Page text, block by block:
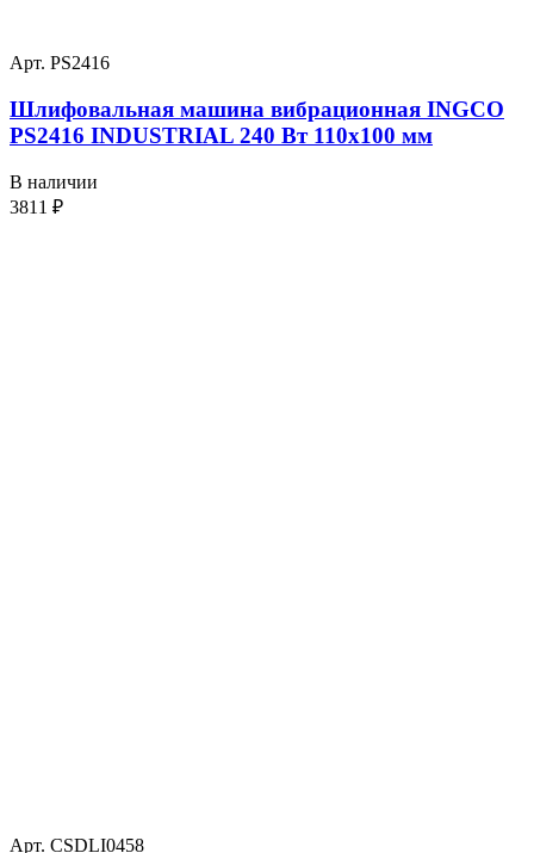
Арт. PS2416
Шлифовальная машина вибрационная INGCO
PS2416 INDUSTRIAL 240 Вт 110х100 мм
В наличии
3811 ₽
Арт. CSDLI0458